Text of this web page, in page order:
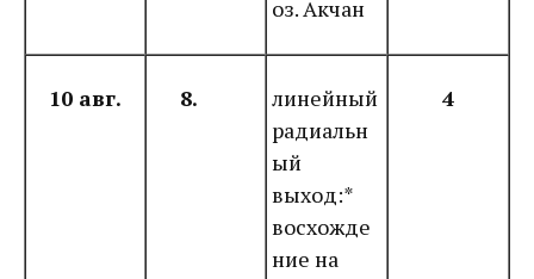
оз. Акчан
10 авг. 8.
линейный
радиальн
ый
выход:*
восхожде
ние на
4